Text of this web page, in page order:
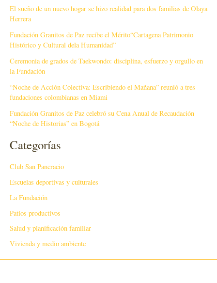
El sueño de un nuevo hogar se hizo realidad para dos familias de Olaya
Herrera
Fundación Granitos de Paz recibe el Mérito“Cartagena Patrimonio
Histórico y Cultural dela Humanidad”
Ceremonia de grados de Taekwondo: disciplina, esfuerzo y orgullo en
la Fundación
“Noche de Acción Colectiva: Escribiendo el Mañana” reunió a tres
fundaciones colombianas en Miami
Fundación Granitos de Paz celebró su Cena Anual de Recaudación
“Noche de Historias” en Bogotá
Categorías
Club San Pancracio
Escuelas deportivas y culturales
La Fundación
Patios productivos
Salud y planificación familiar
Vivienda y medio ambiente